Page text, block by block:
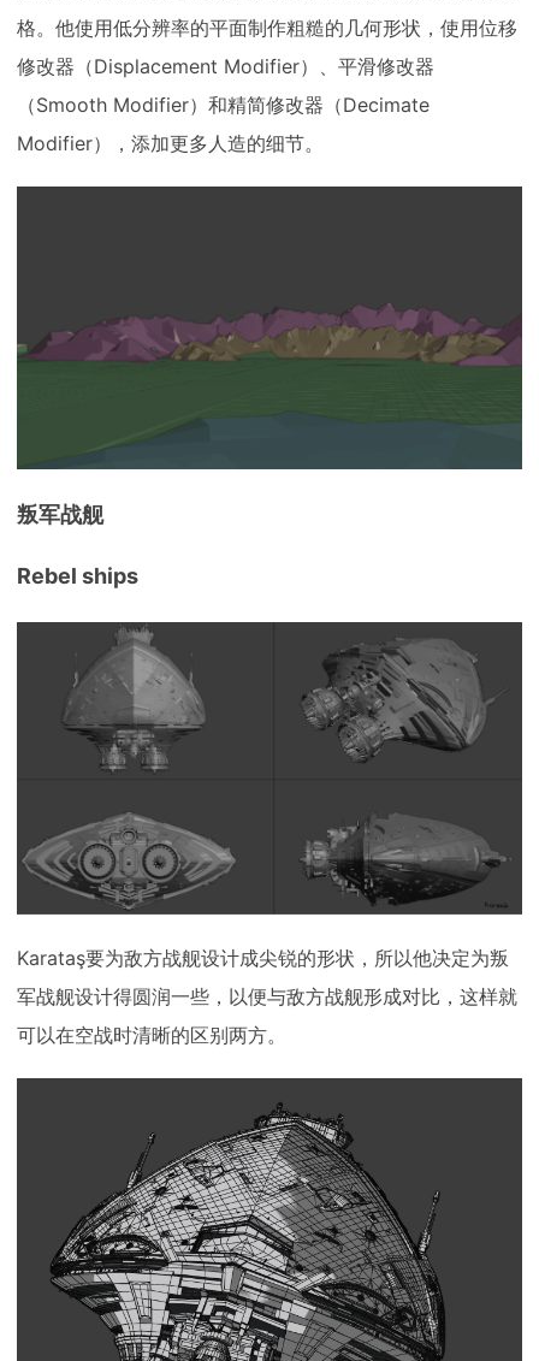
格。他使用低分辨率的平面制作粗糙的几何形状，使用位移
修改器（Displacement Modifier）、平滑修改器
（Smooth Modifier）和精简修改器（Decimate
Modifier），添加更多人造的细节。
叛军战舰
Rebel ships
Karataş要为敌方战舰设计成尖锐的形状，所以他决定为叛
军战舰设计得圆润一些，以便与敌方战舰形成对比，这样就
可以在空战时清晰的区别两方。